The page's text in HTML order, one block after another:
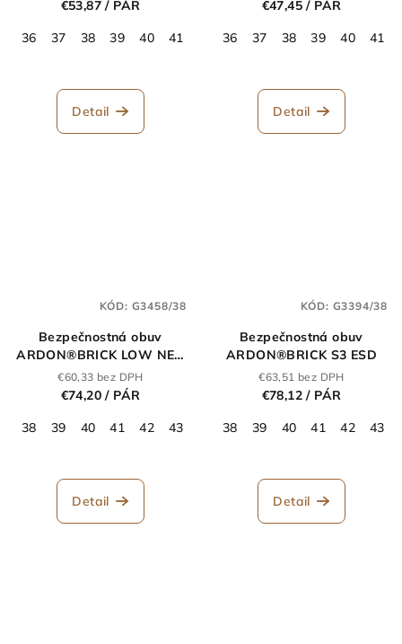
€53,87/ PÁR
36
37 38 39 40 41 43 44 45 46 47 48
Detail
€47,45/ PÁR
36
37 38 39 40 41
Detail
Bezpečnostná obuv
ARDON®BRICK LOW NEO
S3S ESD
€60,33 bez DPH
€74,20/ PÁR
38
39 40 41 42 43 45 46 47 48
Detail
KÓD: G3458/38
Bezpečnostná obuv
ARDON®BRICK S3 ESD
€63,51 bez DPH
€78,12/ PÁR
38
39 40 41 42 43
Detail
KÓD: G3394/38